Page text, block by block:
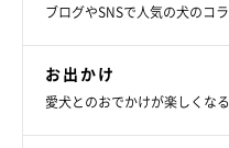
ブログやSNSで人気の犬のコ
お出かけ
愛犬とのおでかけが楽しくな